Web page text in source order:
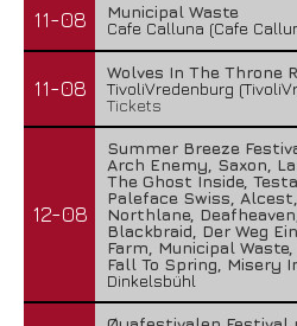
11-08
Municipal Waste
Cafe Calluna (Cafe
11-08
Wolves In The Throne
TivoliVredenburg
Tickets
12-08
Summer Breeze
Arch Enemy, Saxon,
The Ghost Inside,
Paleface Swiss,
Northlane,
Blackbraid, Der Weg
Farm, Municipal
Fall To Spring, Misery
Dinkelsbühl